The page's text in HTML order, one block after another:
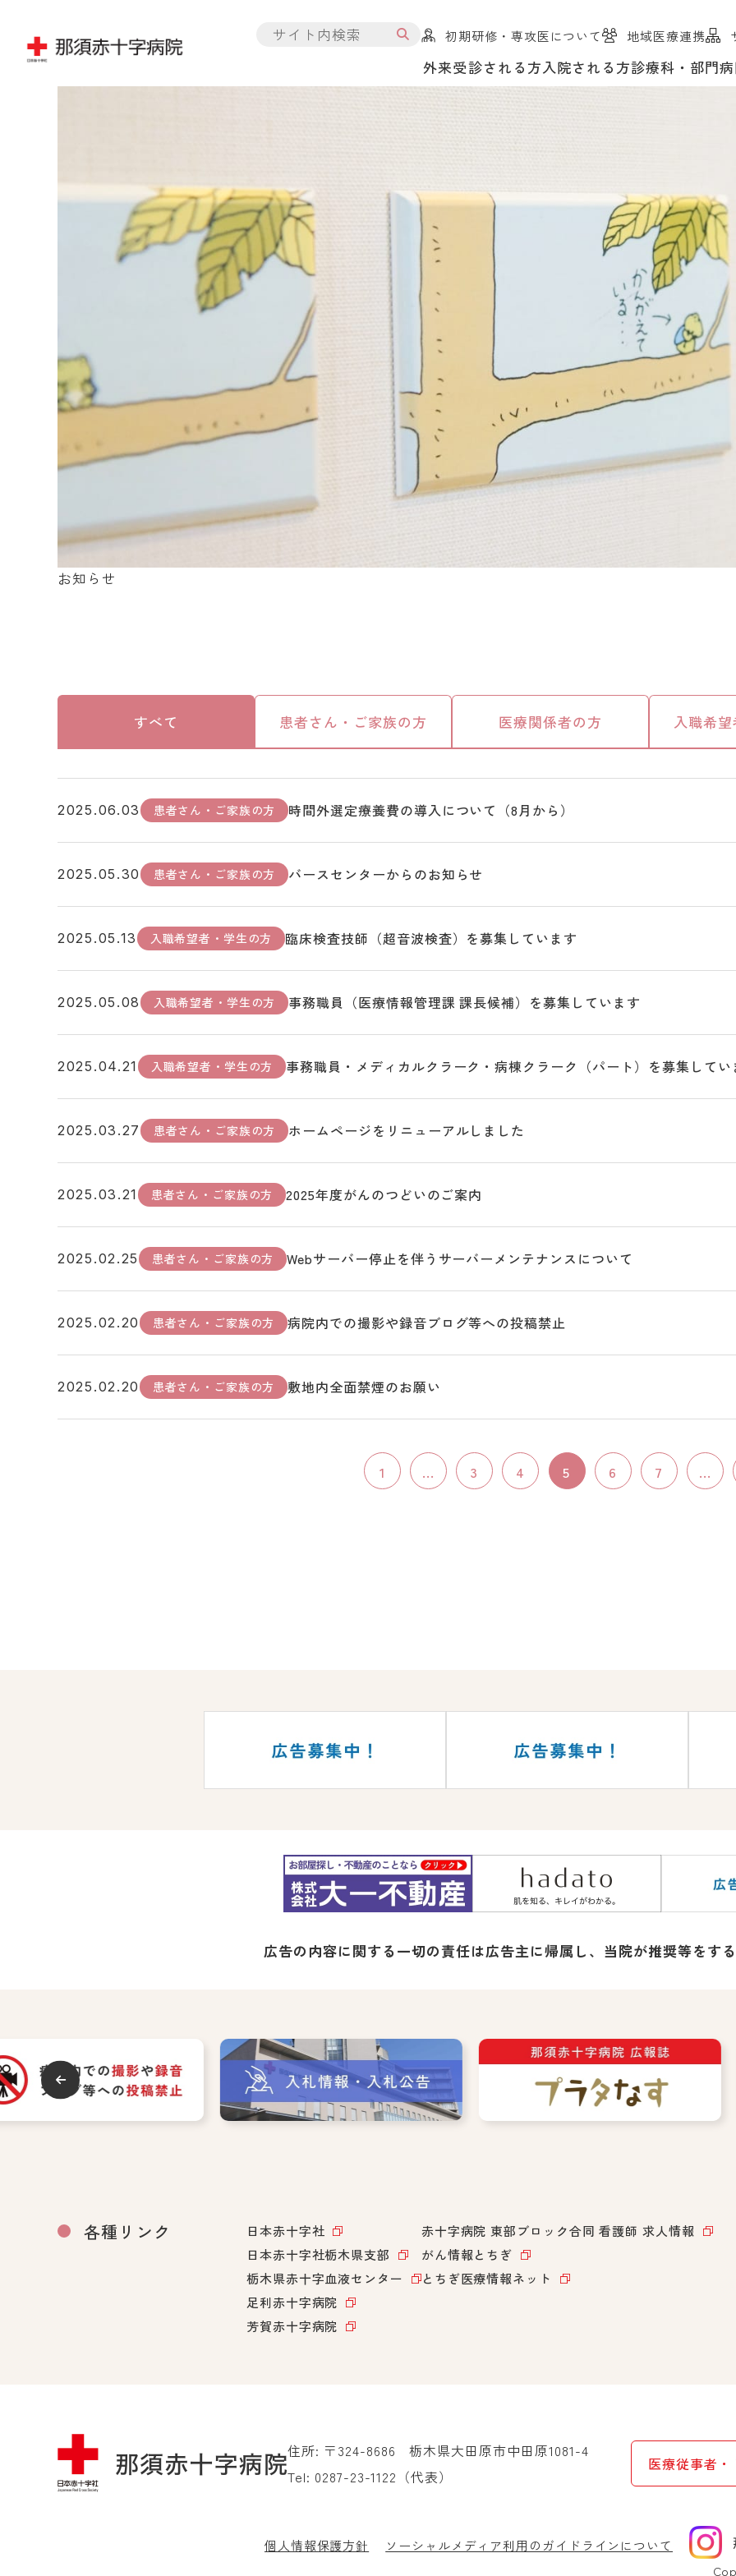
初期研修・専攻医について 地域医療連携
外来受診される方入院される方診療科・部門
お知らせ
すべて 患者さん・ご家族の方 医療関係者の方 入職希
2025.06.03 患者さん・ご家族の方 時間外選定療養費の導入について（8月から）
2025.05.30 患者さん・ご家族の方 バースセンターからのお知らせ
2025.05.13 入職希望者・学生の方 臨床検査技師（超音波検査）を募集しています
2025.05.08 入職希望者・学生の方 事務職員（医療情報管理課 課長候補）を募集しています
2025.04.21 入職希望者・学生の方 事務職員・メディカルクラーク・病棟クラーク（パート）を募集してい
2025.03.27 患者さん・ご家族の方 ホームページをリニューアルしました
2025.03.21 患者さん・ご家族の方 2025年度がんのつどいのご案内
2025.02.25 患者さん・ご家族の方 Webサーバー停止を伴うサーバーメンテナンスについて
2025.02.20 患者さん・ご家族の方 病院内での撮影や録音ブログ等への投稿禁止
2025.02.20 患者さん・ご家族の方 敷地内全面禁煙のお願い
1 ... 3 4 5 6 7 ...
広告の内容に関する一切の責任は広告主に帰属し、 当院が推奨等をす
各種リンク
日本赤十字社
日本赤十字社栃木県支部
栃木県赤十字血液センター
足利赤十字病院
芳賀赤十字病院
赤十字病院 東部ブロック合同看護師 求人情報
がん情報とちぎ
とちぎ医療情報ネット
住所: 〒324-8686栃木県大田原市中田原1081-4
Tel: 0287-23-1122 （代表）
医療従事者
個人情報保護方針
ソーシャルメディア利用のガイドラインについて